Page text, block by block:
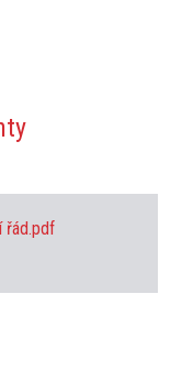
řád.pdf